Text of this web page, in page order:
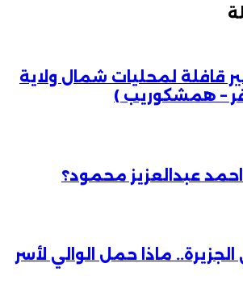
قافلة لمحليات شمال ولاية
– همشكوريب )
عبدالعزيز محمود؟
ماذا حمل الوالي لأسر